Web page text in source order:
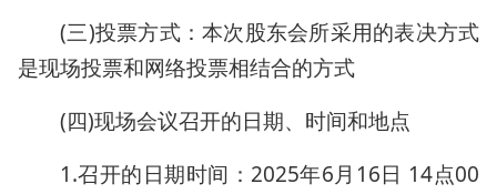
(三)投票方式：本次股东会所采用的表决方式
是现场投票和网络投票相结合的方式
(四)现场会议召开的日期、时间和地点
1.召开的日期时间：2025年6月16日 14点00